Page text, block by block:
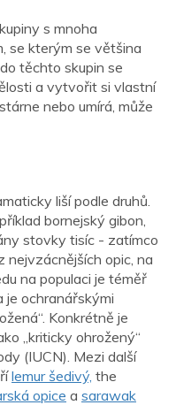
s mnoha
se kterým se většina
těchto skupin se
a vytvořit si vlastní
nebo umírá, může
liší podle druhů.
bornejský gibon,
stovky tisíc - zatímco
nejvzácnějších opic, na
na populaci je téměř
je ochranářskými
Konkrétně je
„kriticky ohrožený“
(IUCN). Mezi další
lemur šedivý, the
opice a sarawak